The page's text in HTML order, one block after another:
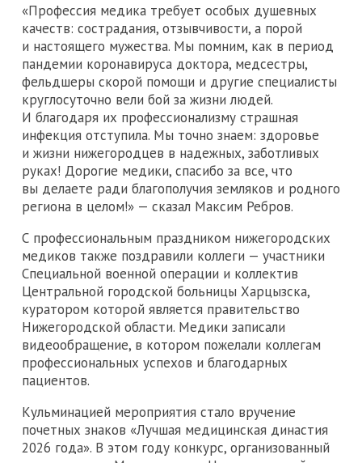
«Профессия медика требует особых душевных
качеств: сострадания, отзывчивости, а порой
и настоящего мужества. Мы помним, как в период
пандемии коронавируса доктора, медсестры,
фельдшеры скорой помощи и другие специалисты
круглосуточно вели бой за жизни людей.
И благодаря их профессионализму страшная
инфекция отступила. Мы точно знаем: здоровье
и жизни нижегородцев в надежных, заботливых
руках! Дорогие медики, спасибо за все, что
вы делаете ради благополучия земляков и родного
региона в целом!» — сказал Максим Ребров.
С профессиональным праздником нижегородских
медиков также поздравили коллеги — участники
Специальной военной операции и коллектив
Центральной городской больницы Харцызска,
куратором которой является правительство
Нижегородской области. Медики записали
видеообращение, в котором пожелали коллегам
профессиональных успехов и благодарных
пациентов.
Кульминацией мероприятия стало вручение
почетных знаков «Лучшая медицинская династия
2026 года». В этом году конкурс, организованный